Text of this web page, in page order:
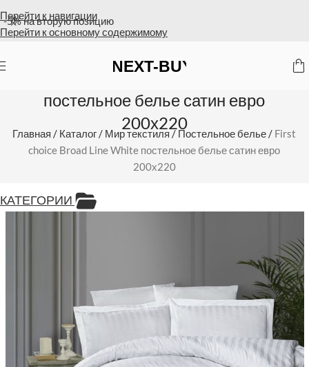
Перейти к навигации
Перейти к основному содержимому
Оплата на счет = бесплатная доставка
First choice Broad Line White
постельное белье сатин евро
200х220
Главная / Каталог/ Мир текстиля/Постельное белье/ First
choice Broad Line White постельное белье сатин евро
200х220
КАТЕГОРИИ